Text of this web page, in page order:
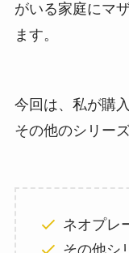
がいる家庭にマ
ます。
今回は、私が購
その他のシリー
ネオプレ
その他シ